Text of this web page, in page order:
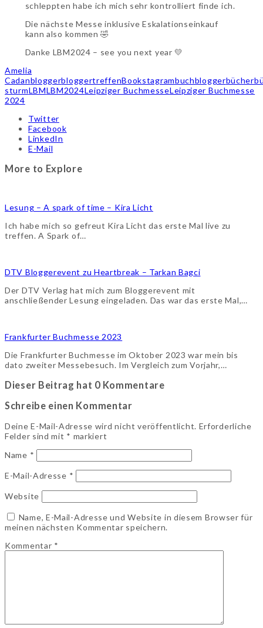
schleppten habe ich mich sehr kontrolliert finde ich.
Die nächste Messe inklusive Eskalationseinkauf
kann also kommen 🤣
Danke LBM2024 – see you next year 💛
Amelia
CadanbloggerbloggertreffenBookstagrambuchblogger
sturmLBMLBM2024Leipziger BuchmesseLeipziger Buchmesse
2024
Twitter
Facebook
LinkedIn
E-Mail
More to Explore
Lesung – A spark of time – Kira Licht
Ich habe mich so gefreut Kira Licht das erste Mal live zu
treffen. A Spark of…
DTV Bloggerevent zu Heartbreak – Tarkan Bagci
Der DTV Verlag hat mich zum Bloggerevent mit
anschließender Lesung eingeladen. Das war das erste Mal,…
Frankfurter Buchmesse 2023
Die Frankfurter Buchmesse im Oktober 2023 war mein bis
dato zweiter Messebesuch. Im Vergleich zum Vorjahr,…
Dieser Beitrag hat 0 Kommentare
Schreibe einen Kommentar
Deine E-Mail-Adresse wird nicht veröffentlicht. Erforderliche
Felder sind mit * markiert
Name *
E-Mail-Adresse *
Website
Name, E-Mail-Adresse und Website in diesem Browser für
meinen nächsten Kommentar speichern.
Kommentar *